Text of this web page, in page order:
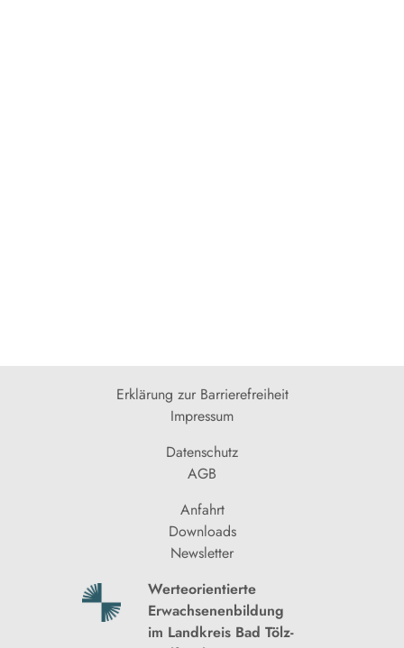
Erklärung zur Barrierefreiheit
Impressum
Datenschutz
AGB
Anfahrt
Downloads
Newsletter
Werteorientierte
Erwachsenenbildung
im Landkreis Bad Tölz-